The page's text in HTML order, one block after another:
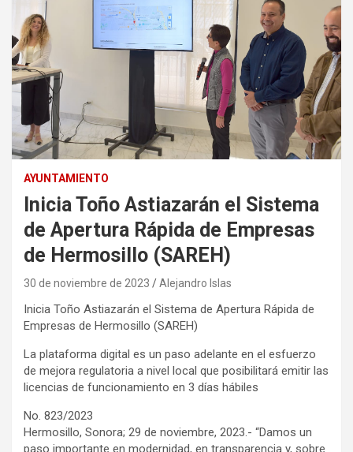
AYUNTAMIENTO
Inicia Toño Astiazarán el Sistema
de Apertura Rápida de Empresas
de Hermosillo (SAREH)
30 de noviembre de 2023 Alejandro Islas
Inicia Toño Astiazarán el Sistema de Apertura Rápida de
Empresas de Hermosillo (SAREH)
La plataforma digital es un paso adelante en el esfuerzo
de mejora regulatoria a nivel local que posibilitará emitir las
licencias de funcionamiento en 3 días hábiles
No. 823/2023
Hermosillo, Sonora; 29 de noviembre, 2023.- “Damos un
paso importante en modernidad, en transparencia y, sobre